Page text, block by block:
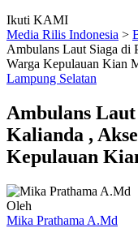
Ikuti KAMI
Media Rilis Indonesia >
Ambulans Laut Siaga di
Warga Kepulauan Kian
Lampung Selatan
Ambulans Laut
Kalianda ,
Kepulauan
Oleh
Mika Prathama A.Md